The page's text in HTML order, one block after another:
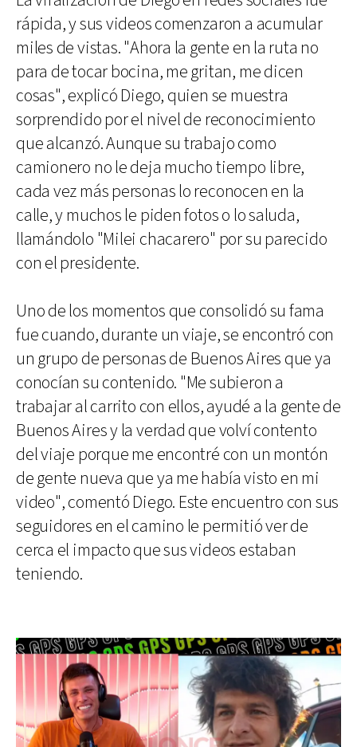
rápida, y sus videos comenzaron a acumular
miles de vistas. "Ahora la gente en la ruta no
para de tocar bocina, me gritan, me dicen
cosas", explicó Diego, quien se muestra
sorprendido por el nivel de reconocimiento
que alcanzó. Aunque su trabajo como
camionero no le deja mucho tiempo libre,
cada vez más personas lo reconocen en la
calle, y muchos le piden fotos o lo saluda,
llamándolo "Milei chacarero" por su parecido
con el presidente.
Uno de los momentos que consolidó su fama
fue cuando, durante un viaje, se encontró con
un grupo de personas de Buenos Aires que ya
conocían su contenido. "Me subieron a
trabajar al carrito con ellos, ayudé a la gente de
Buenos Aires y la verdad que volví contento
del viaje porque me encontré con un montón
de gente nueva que ya me había visto en mi
video", comentó Diego. Este encuentro con sus
seguidores en el camino le permitió ver de
cerca el impacto que sus videos estaban
teniendo.